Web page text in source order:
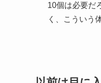
10個は必要だ
く、こういう